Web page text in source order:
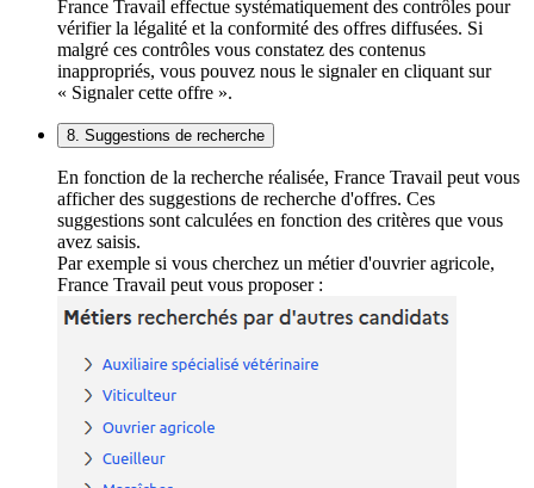
France Travail effectue systématiquement des contrôles pour
vérifier la légalité et la conformité des offres diffusées. Si
malgré ces contrôles vous constatez des contenus
inappropriés, vous pouvez nous le signaler en cliquant sur
« Signaler cette offre ».
8. Suggestions de recherche
En fonction de la recherche réalisée, France Travail peut vous
afficher des suggestions de recherche d'offres. Ces
suggestions sont calculées en fonction des critères que vous
avez saisis.
Par exemple si vous cherchez un métier d'ouvrier agricole,
France Travail peut vous proposer :